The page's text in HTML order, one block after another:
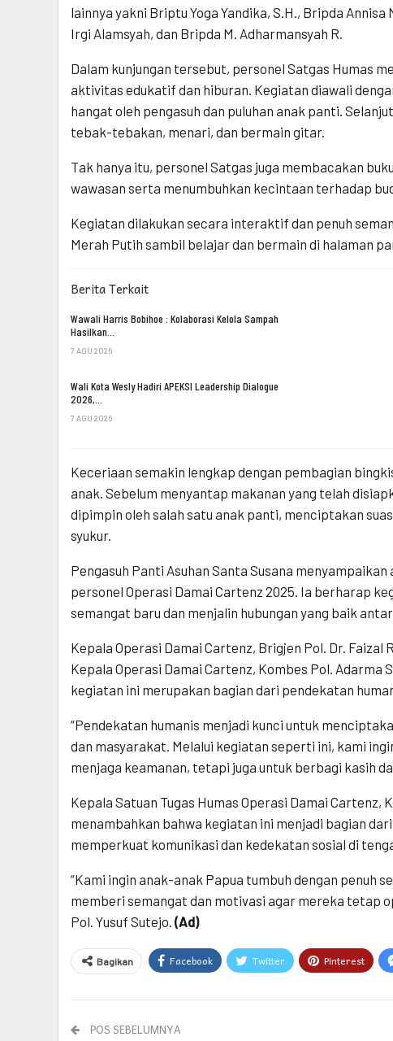
lainnya yakni Briptu Yoga Yandika, S.H., Bripda
Irgi Alamsyah, dan Bripda M. Adharmansyah R.
Dalam kunjungan tersebut, personel Satgas Humas
aktivitas edukatif dan hiburan. Kegiatan diawali
hangat oleh pengasuh dan puluhan anak panti.
tebak-tebakan, menari, dan bermain gitar.
Tak hanya itu, personel Satgas juga membacakan
wawasan serta menumbuhkan kecintaan terhadap
Kegiatan dilakukan secara interaktif dan penuh
Merah Putih sambil belajar dan bermain di halaman
Berita Terkait
Wawali Harris Bobihoe : Kolaborasi Kelola Sampah
Hasilkan…
7 AGU 2026
Wali Kota Wesly Hadiri APEKSI Leadership Dialogue
2026,…
7 AGU 2026
Keceriaan semakin lengkap dengan pembagian
anak. Sebelum menyantap makanan yang telah
dipimpin oleh salah satu anak panti, menciptakan
syukur.
Pengasuh Panti Asuhan Santa Susana
personel Operasi Damai Cartenz 2025. Ia berharap
semangat baru dan menjalin hubungan yang baik
Kepala Operasi Damai Cartenz, Brigjen Pol. Dr. Faizal
Kepala Operasi Damai Cartenz, Kombes Pol. Adarma
kegiatan ini merupakan bagian dari pendekatan
“Pendekatan humanis menjadi kunci untuk
dan masyarakat. Melalui kegiatan seperti ini, kami
menjaga keamanan, tetapi juga untuk berbagi kasih
Kepala Satuan Tugas Humas Operasi Damai Cartenz,
menambahkan bahwa kegiatan ini menjadi bagian
memperkuat komunikasi dan kedekatan sosial di
“Kami ingin anak-anak Papua tumbuh dengan penuh
memberi semangat dan motivasi agar mereka tetap
Pol. Yusuf Sutejo. (Ad)
Bagikan Facebook Twitter Pinterest
POS SEBELUMNYA